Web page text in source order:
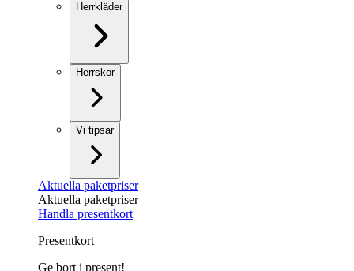
Herrkläder
Herrskor
Vi tipsar
Aktuella paketpriser
Aktuella paketpriser
Handla presentkort
Presentkort
Ge bort i present!